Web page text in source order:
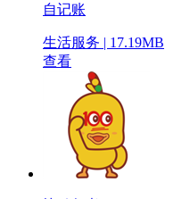
自记账
生活服务 | 17.19MB
查看